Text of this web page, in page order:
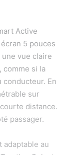
Active
5 pouces
vue claire
comme si la
En
sur
distance.
passager.
adaptable au